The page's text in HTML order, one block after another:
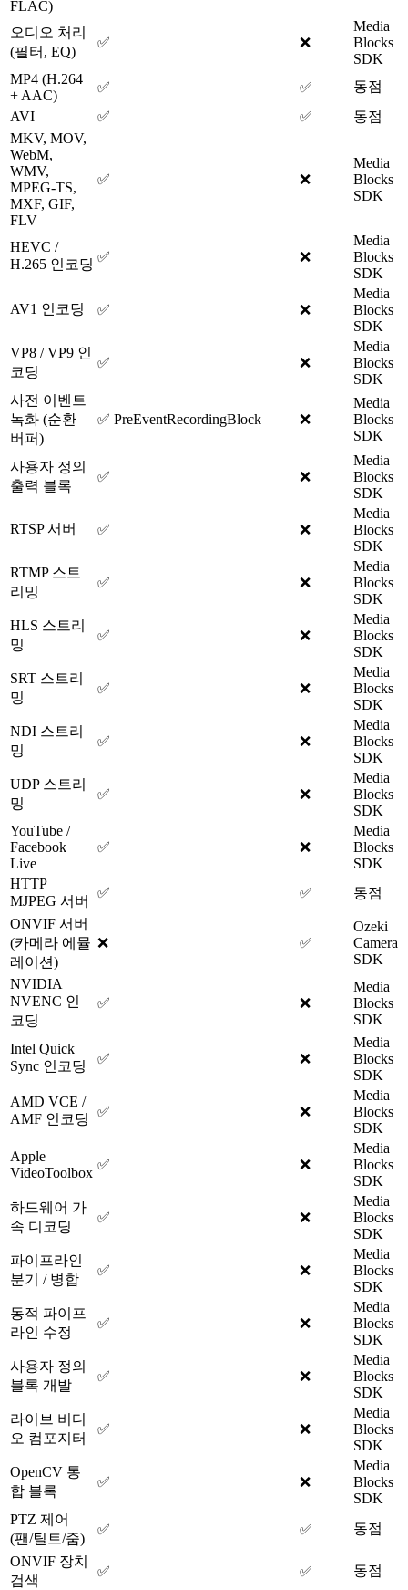
FLAC)
오디오 처리
(필터, EQ)
✅ ❌
Media
Blocks
SDK
MP4 (H.264
+ AAC)
✅ ✅
동점
AVI
✅ ✅
동점
MKV, MOV,
WebM,
WMV,
MPEG-TS,
MXF, GIF,
FLV
✅ ❌
Media
Blocks
SDK
HEVC /
H.265 인코딩 ✅ ❌
Media
Blocks
SDK
AV1 인코딩 ✅ ❌
Media
Blocks
SDK
VP8 / VP9 인
코딩
✅ ❌
Media
Blocks
SDK
사전 이벤트
녹화 (순환
버퍼)
✅ PreEventRecordingBlock ❌
Media
Blocks
SDK
사용자 정의
출력 블록
✅ ❌
Media
Blocks
SDK
RTSP 서버 ✅ ❌
Media
Blocks
SDK
RTMP 스트
리밍
✅ ❌
Media
Blocks
SDK
HLS 스트리
밍
✅ ❌
Media
Blocks
SDK
SRT 스트리
밍
✅ ❌
Media
Blocks
SDK
NDI 스트리
밍
✅ ❌
Media
Blocks
SDK
UDP 스트리
밍
✅ ❌
Media
Blocks
SDK
YouTube /
Facebook
Live
✅ ❌
Media
Blocks
SDK
HTTP
MJPEG 서버
✅ ✅
동점
ONVIF 서버
(카메라 에뮬
레이션)
❌ ✅
Ozeki
Camera
SDK
NVIDIA
NVENC 인
코딩
✅ ❌
Media
Blocks
SDK
Intel Quick
Sync 인코딩
✅ ❌
Media
Blocks
SDK
AMD VCE /
AMF 인코딩
✅ ❌
Media
Blocks
SDK
Apple
VideoToolbox
✅ ❌
Media
Blocks
SDK
하드웨어 가
속 디코딩
✅ ❌
Media
Blocks
SDK
파이프라인
분기 / 병합
✅ ❌
Media
Blocks
SDK
동적 파이프
라인 수정
✅ ❌
Media
Blocks
SDK
사용자 정의
블록 개발
✅ ❌
Media
Blocks
SDK
라이브 비디
오 컴포지터
✅ ❌
Media
Blocks
SDK
OpenCV 통
합 블록
✅ ❌
Media
Blocks
SDK
PTZ 제어
(팬/틸트/줌)
✅ ✅ 동점
ONVIF 장치
검색
✅ ✅ 동점